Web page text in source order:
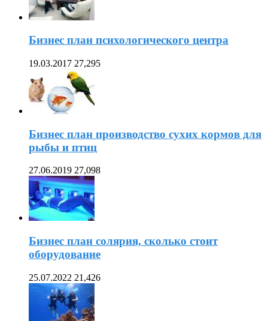
Бизнес план психологического центра
19.03.2017 27,295
Бизнес план производство сухих кормов для
рыбы и птиц
27.06.2019 27,098
Бизнес план солярия, сколько стоит
оборудование
25.07.2022 21,426